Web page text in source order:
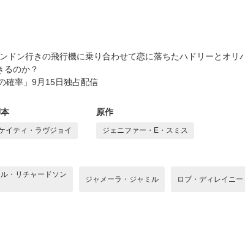
ドン行きの飛行機に乗り合わせて恋に落ちたハドリーとオリ
るのか？
確率」9月15日独占配信
イティ・ラヴジョイ
原作
ジェニファー・E・スミス
・リチャードソン
ジャメーラ・ジャミル ロブ・ディレイニー